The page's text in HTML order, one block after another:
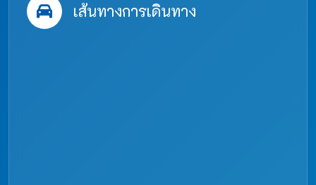
เส้นทางการเดินทาง